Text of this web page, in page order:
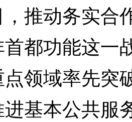
推动务实合
都功能这一
领域率先突
基本公共服